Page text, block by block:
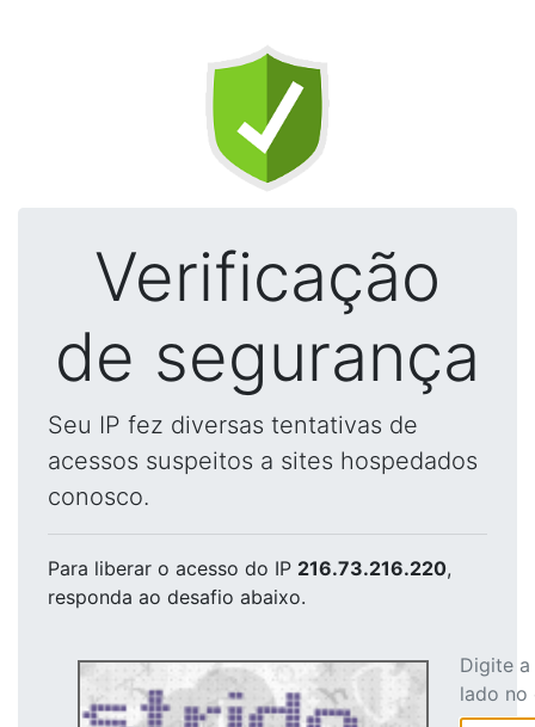
Verificação
de segurança
Seu IP fez diversas tentativas de
acessos suspeitos a sites hospedados
conosco.
Para liberar o acesso do IP 216.73.216.220,
responda ao desafio abaixo.
Digite
lado no